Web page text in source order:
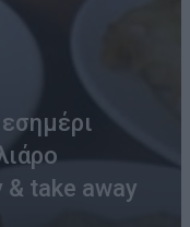
& take away